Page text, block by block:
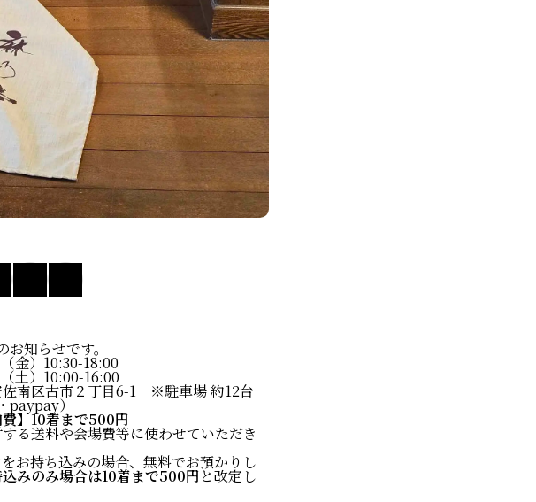
知らせです。
金）10:30-18:00
土）10:00-16:00
南区古市２丁目6-1 ※駐車場 約12台
paypay）
】10着まで500円
る送料や会場費等に使わせていただき
お持ち込みの場合、無料でお預かりし
みのみ場合は10着まで500円と改定し